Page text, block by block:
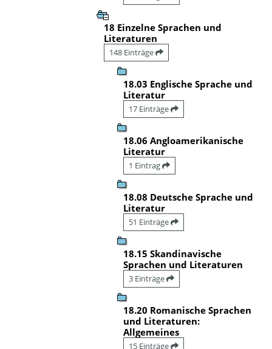
18 Einzelne Sprachen und
Literaturen
148 Einträge
18.03 Englische Sprache und
Literatur
17 Einträge
18.06 Angloamerikanische
Literatur
1 Eintrag
18.08 Deutsche Sprache und
Literatur
51 Einträge
18.15 Skandinavische
Sprachen und Literaturen
3 Einträge
18.20 Romanische Sprachen
und Literaturen:
Allgemeines
15 Einträge